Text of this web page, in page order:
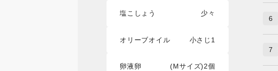
塩こしょう 少々
オリーブオイル 小さじ1
卵液卵 (Mサイズ)2個
6
7